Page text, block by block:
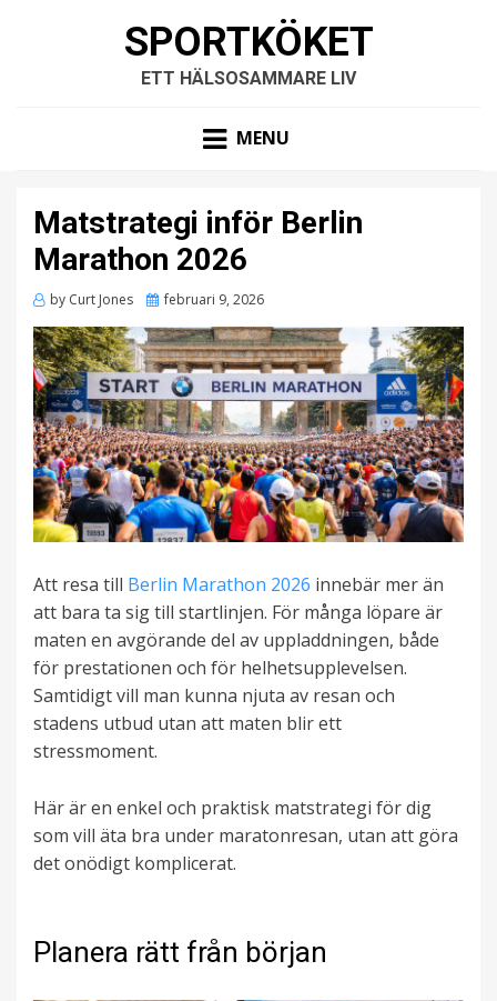
SPORTKÖKET
ETT HÄLSOSAMMARE LIV
MENU
Matstrategi inför Berlin
Marathon 2026
by Curt Jones
Posted
februari 9, 2026
Att resa till Berlin Marathon 2026 innebär mer än
att bara ta sig till startlinjen. För många löpare är
maten en avgörande del av uppladdningen, både
för prestationen och för helhetsupplevelsen.
Samtidigt vill man kunna njuta av resan och
stadens utbud utan att maten blir ett
stressmoment.
Här är en enkel och praktisk matstrategi för dig
som vill äta bra under maratonresan, utan att göra
det onödigt komplicerat.
Planera rätt från början